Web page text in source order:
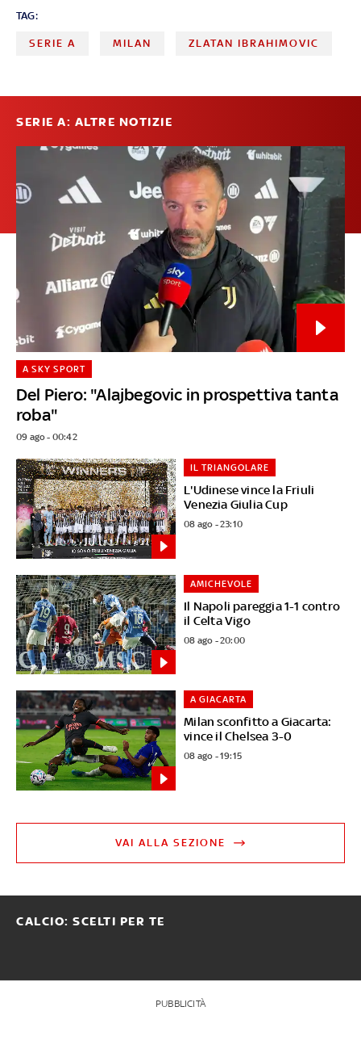
TAG:
SERIE A MILAN ZLATAN IBRAHIMOVIC
SERIE A: ALTRE NOTIZIE
Del Piero: "Alajbegovic in prospettiva tanta
roba"
A SKY SPORT
09 ago - 00:42
L'Udinese vince la Friuli
Venezia Giulia Cup
IL TRIANGOLARE
08 ago - 23:10
Il Napoli pareggia 1-1 contro
il Celta Vigo
AMICHEVOLE
08 ago - 20:00
Milan sconfitto a Giacarta:
vince il Chelsea 3-0
A GIACARTA
08 ago - 19:15
VAI ALLA SEZIONE
CALCIO: SCELTI PER TE
PUBBLICITÀ